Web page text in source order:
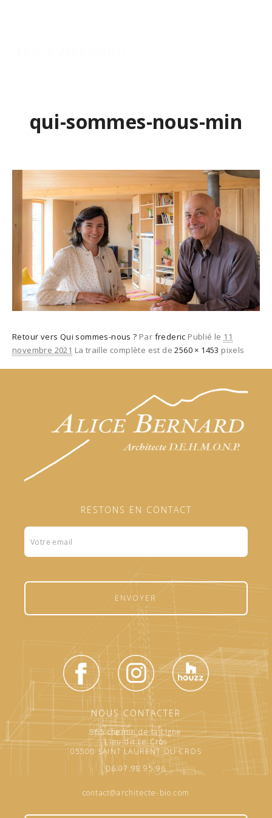
qui-sommes-nous-min
Retour vers Qui sommes-nous ? Par frederic Publié le 11
novembre 2021 La traille complète est de2560 × 1453 pixels
RESTONS EN CONTACT
Formulaire
footer
ENVOYER
NOUS CONTACTER
565 chemin de la Ligne
Lieu-dit Le Cros
05500 SAINT LAURENT DU CROS
06.07.98.95.96
contact@architecte-bio.com